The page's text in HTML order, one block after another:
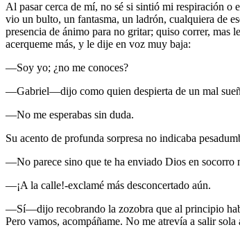
Al pasar cerca de mí, no sé si sintió mi respiración o
vio un bulto, un fantasma, un ladrón, cualquiera de
presencia de ánimo para no gritar; quiso correr, mas
acerqueme más, y le dije en voz muy baja:
—Soy yo; ¿no me conoces?
—Gabriel—dijo como quien despierta de un mal
—No me esperabas sin duda.
Su acento de profunda sorpresa no indicaba
—No parece sino que te ha enviado Dios en socorro
—¡A la calle!-exclamé más desconcertado aún.
—Sí—dijo recobrando la zozobra que al principio
Pero vamos, acompáñame. No me atrevía a salir sola